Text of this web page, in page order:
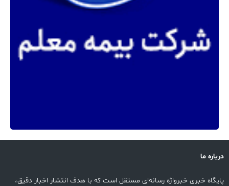
درباره ما
پایگاه خبری خبرواژه رسانه‌ای مستقل است که با هدف انتشار اخبار دقیق،